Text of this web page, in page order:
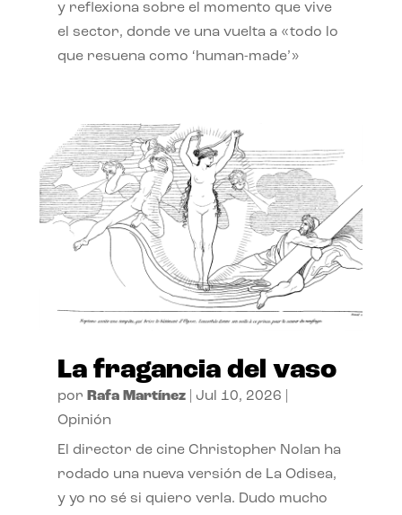
y reflexiona sobre el momento que vive
el sector, donde ve una vuelta a «todo lo
que resuena como ‘human-made’»
La fragancia del vaso
por Rafa Martínez| Jul 10, 2026
Opinión
El director de cine Christopher Nolan ha
rodado una nueva versión de La Odisea,
y yo no sé si quiero verla. Dudo mucho